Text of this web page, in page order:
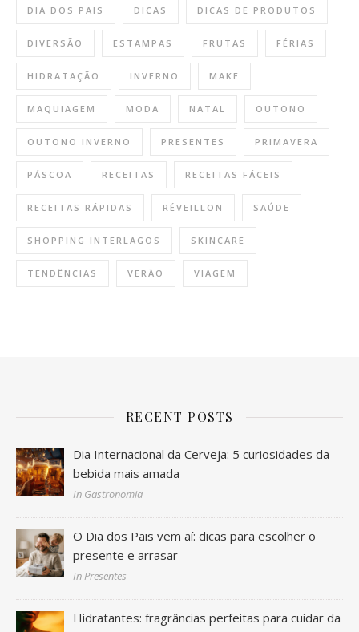
DIA DOS PAIS DICAS DICAS DE PRODUTOS
DIVERSÃO ESTAMPAS FRUTAS FÉRIAS
HIDRATAÇÃO INVERNO MAKE
MAQUIAGEM MODA NATAL OUTONO
OUTONO INVERNO PRESENTES PRIMAVERA
PÁSCOA RECEITAS RECEITAS FÁCEIS
RECEITAS RÁPIDAS RÉVEILLON SAÚDE
SHOPPING INTERLAGOS SKINCARE
TENDÊNCIAS VERÃO VIAGEM
RECENT POSTS
Dia Internacional da Cerveja: 5 curiosidades da
bebida mais amada
In Gastronomia
O Dia dos Pais vem aí: dicas para escolher o
presente e arrasar
In Presentes
Hidratantes: fragrâncias perfeitas para cuidar da